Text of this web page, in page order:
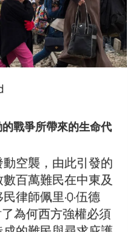
戰爭所帶來的生命代
空襲，由此引發的
百萬難民在中東及
律師佩里·Q·伍德
了為何西方強權必須